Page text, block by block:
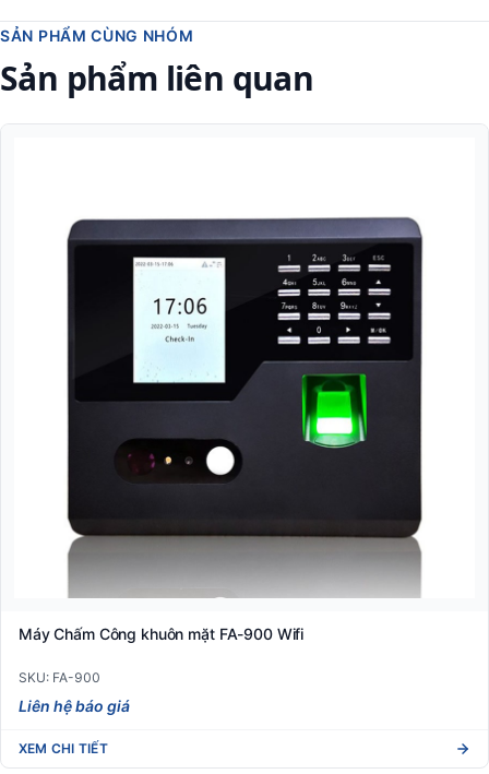
SẢN PHẨM CÙNG NHÓM
Sản phẩm liên quan
Máy Chấm Công khuôn mặt FA-900 Wifi
SKU: FA-900
Liên hệ báo giá
XEM CHI TIẾT